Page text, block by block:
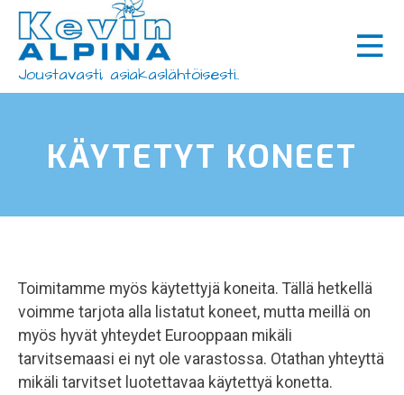
Siirry
sisältöön
Joustavasti, asiakaslähtöisesti..
×
Koneet ja laitteet
Tarvikkeet
Ajankohtaista
Yhteystiedot
KÄYTETYT KONEET
Toimitamme myös käytettyjä koneita. Tällä hetkellä
voimme tarjota alla listatut koneet, mutta meillä on
myös hyvät yhteydet Eurooppaan mikäli
tarvitsemaasi ei nyt ole varastossa. Otathan yhteyttä
mikäli tarvitset luotettavaa käytettyä konetta.